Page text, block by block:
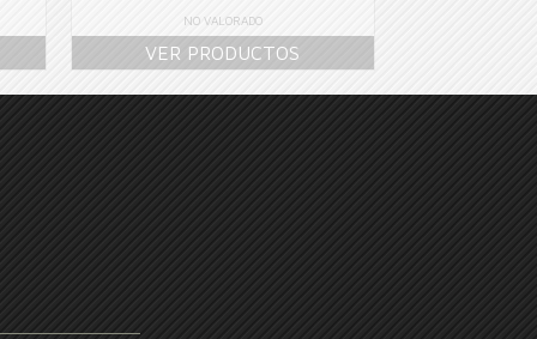
NO VALORADO
VER PRODUCTOS